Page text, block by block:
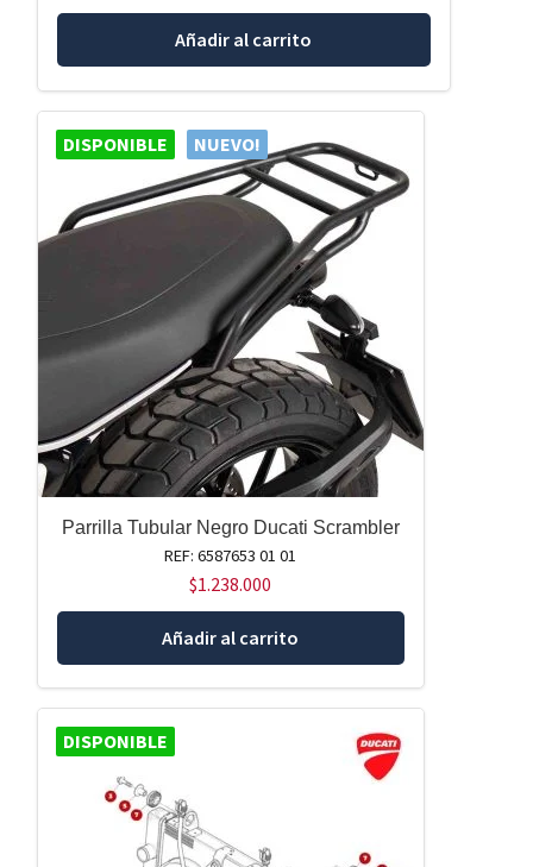
Añadir al carrito
DISPONIBLE NUEVO!
Parrilla Tubular Negro Ducati Scrambler
REF: 6587653 01 01
$1.238.000
Añadir al carrito
DISPONIBLE